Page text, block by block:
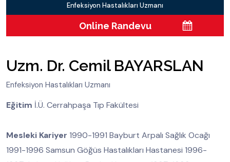
Enfeksiyon Hastalıkları Uzmanı
Online Randevu
Uzm. Dr. Cemil BAYARSLAN
Enfeksiyon Hastalıkları Uzmanı
Eğitim İ.Ü. Cerrahpaşa Tıp Fakültesi
Mesleki Kariyer 1990-1991 Bayburt Arpalı Sağlık Ocağı
1991-1996 Samsun Göğüs Hastalıkları Hastanesi 1996-